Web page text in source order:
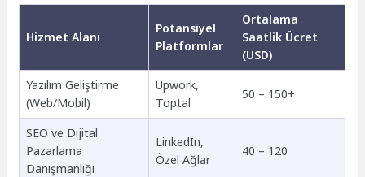
Hizmet Alanı
Potansiyel
Platformlar
Ortalama
Saatlik Ücret
(USD)
Yazılım Geliştirme
(Web/Mobil)
Upwork,
Toptal
50 – 150+
SEO ve Dijital
Pazarlama
Danışmanlığı
LinkedIn,
Özel Ağlar
40 – 120